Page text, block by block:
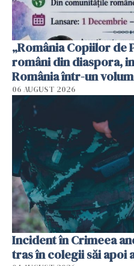
„România Copiilor
români din diaspora,
România într-un
06 AUGUST 2026
Incident în Crimeea
tras în colegii săi apoi